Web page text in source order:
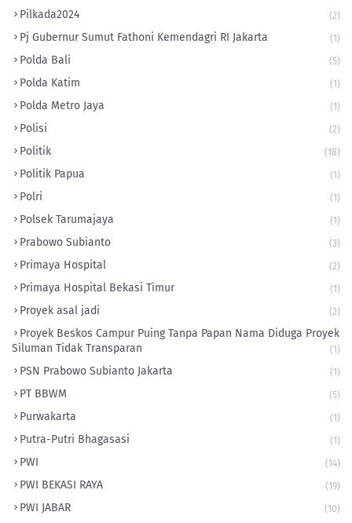
Pilkada2024 (2)
Pj Gubernur Sumut Fathoni Kemendagri RI Jakarta (1)
Polda Bali (5)
Polda Katim (1)
Polda Metro Jaya (1)
Polisi (2)
Politik (18)
Politik Papua (1)
Polri (1)
Polsek Tarumajaya (1)
Prabowo Subianto (3)
Primaya Hospital (2)
Primaya Hospital Bekasi Timur (1)
Proyek asal jadi (2)
Proyek Beskos Campur Puing Tanpa Papan Nama Diduga Proyek
Siluman Tidak Transparan
(1)
PSN Prabowo Subianto Jakarta (1)
PT BBWM (5)
Purwakarta (1)
Putra-Putri Bhagasasi (1)
PWI (14)
PWI BEKASI RAYA (19)
PWI JABAR (10)